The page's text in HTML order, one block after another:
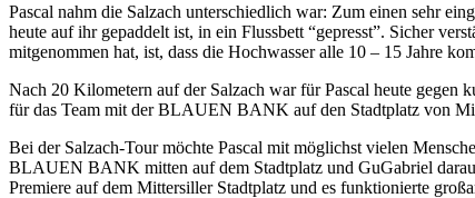
Pascal nahm die Salzach unterschiedlich war: Zum einen sehr
heute auf ihr gepaddelt ist, in ein Flussbett “gepresst”. Sicher
mitgenommen hat, ist, dass die Hochwasser alle 10 – 15 Jahre
Nach 20 Kilometern auf der Salzach war für Pascal heute gegen
für das Team mit der BLAUEN BANK auf den Stadtplatz von
Bei der Salzach-Tour möchte Pascal mit möglichst vielen
BLAUEN BANK mitten auf dem Stadtplatz und GuGabriel
Premiere auf dem Mittersiller Stadtplatz und es funktionierte